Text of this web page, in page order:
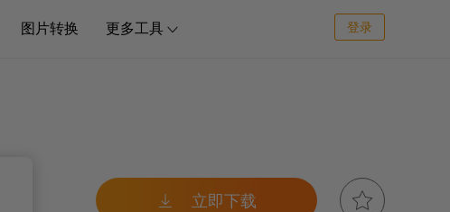
图片转换 更多工具  登录
 立即下载 